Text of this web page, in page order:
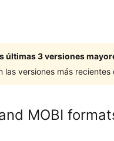
últimas 3 versiones
versiones más recientes
MOBI